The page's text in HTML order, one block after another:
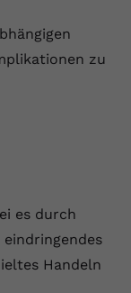
zu
es durch
Handeln